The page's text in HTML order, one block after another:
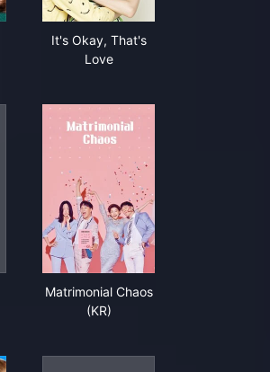
It's Okay, That's
Love
Matrimonial Chaos
(KR)